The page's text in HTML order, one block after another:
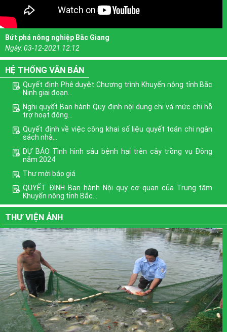
Bứt phá nông nghiệp Bắc Giang
Ngày:03-12-2021 12:12
HỆ THỐNG VĂN BẢN
Quyết định Phê duyệt Chương trình Khuyến nông tỉnh Bắc
Ninh giai đoạn...
Nghị quyết Ban hành Quy định nội dung chi và mức chi hỗ
trợ hoạt động...
Quyết định về việc công khai số liệu quyết toán chi ngân
sách nhà...
DỰ BÁO Tình hình sâu bệnh hại trên cây trồng vụ Đông
năm 2024
Thư mời báo giá
QUYẾT ĐỊNH Ban hành Nội quy cơ quan của Trung tâm
Khuyến nông tỉnh Bắc...
thôn mới giai...
Định hướng nội dung phổ biến giáo dục pháp luật quý III
năm 2022
Xem thêm
THƯ VIỆN ẢNH